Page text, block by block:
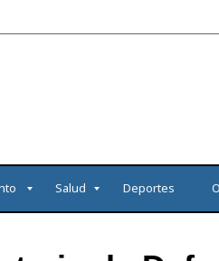
Salud Deportes